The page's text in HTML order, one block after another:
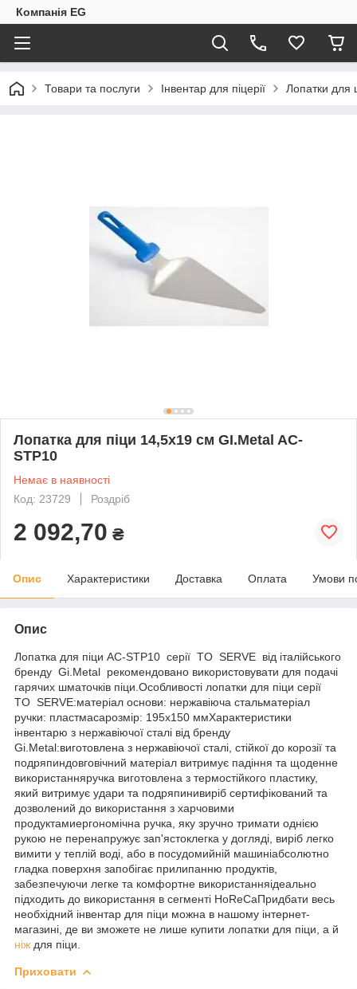
Компанія EG
Товари та послуги Інвентар для піцерії Лопатки для
Лопатка для піци 14,5х19 см GI.Metal AC-
STP10
Немає в наявності
Код: 23729
Роздріб
2 092,70 ₴
Опис Характеристики Доставка Оплата Умови
Опис
Лопатка для піци AC-STP10 серії TO SERVE від італійського
бренду Gi.Metal рекомендовано використовувати для подачі
гарячих шматочків піци.Особливості лопатки для піци серії
TO SERVE:матеріал основи: нержавіюча стальматеріал
ручки: пластмасарозмір: 195х150 ммХарактеристики
інвентарю з нержавіючої сталі від бренду
Gi.Metal:виготовлена з нержавіючої сталі, стійкої до корозії та
подряпиндовговічний матеріал витримує падіння та щоденне
використанняручка виготовлена з термостійкого пластику,
який витримує удари та подряпинивиріб сертифікований та
дозволений до використання з харчовими
продуктамиергономічна ручка, яку зручно тримати однією
рукою не перенапружує зап'ястоклегка у догляді, виріб легко
вимити у теплій воді, або в посудомийній машиніабсолютно
гладка поверхня запобігає прилипанню продуктів,
забезпечуючи легке та комфортне використанняідеально
підходить до використання в сегменті HoReCaПридбати весь
необхідний інвентар для піци можна в нашому інтернет-
магазині, де ви зможете не лише купити лопатки для піци, а й
ніж для піци.
Приховати